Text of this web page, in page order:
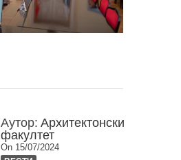
Аутор: Архитектонски
факултет
On 15/07/2024